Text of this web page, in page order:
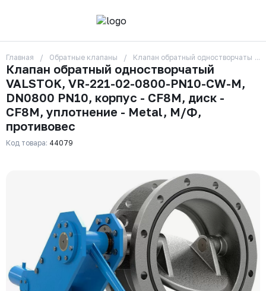
О компании
Контакты
Бренды
Отзывы
Сотрудники
Вакансии
Доставка
Оплата
+7 (495) 215-24-81
Заказать звонок
zakaz325@ks-rus.com
Email для связи
Одинцово, Внуковская 9, пав. 31
Пункт выдачи заказов
Главная Обратные клапаны Клапан обратный одностворчатый
Клапан обратный одностворчатый
VALSTOK, VR-221-02-0800-PN10-CW-M,
DN0800 PN10, корпус - CF8M, диск -
CF8M, уплотнение - Metal, М/Ф,
противовес
Код товара: 44079